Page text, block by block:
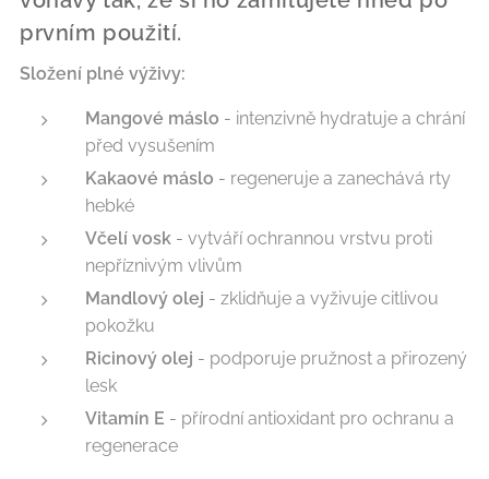
prvním použití.
Složení plné výživy:
Mangové máslo - intenzivně hydratuje a chrání
před vysušením
Kakaové máslo - regeneruje a zanechává rty
hebké
Včelí vosk - vytváří ochrannou vrstvu proti
nepříznivým vlivům
Mandlový olej - zklidňuje a vyživuje citlivou
pokožku
Ricinový olej - podporuje pružnost a přirozený
lesk
Vitamín E - přírodní antioxidant pro ochranu a
regenerace